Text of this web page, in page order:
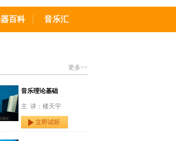
百科 音乐汇
更多>>
音乐理论基础
主 讲：楼天宇
立即试听